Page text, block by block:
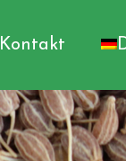
Kontakt